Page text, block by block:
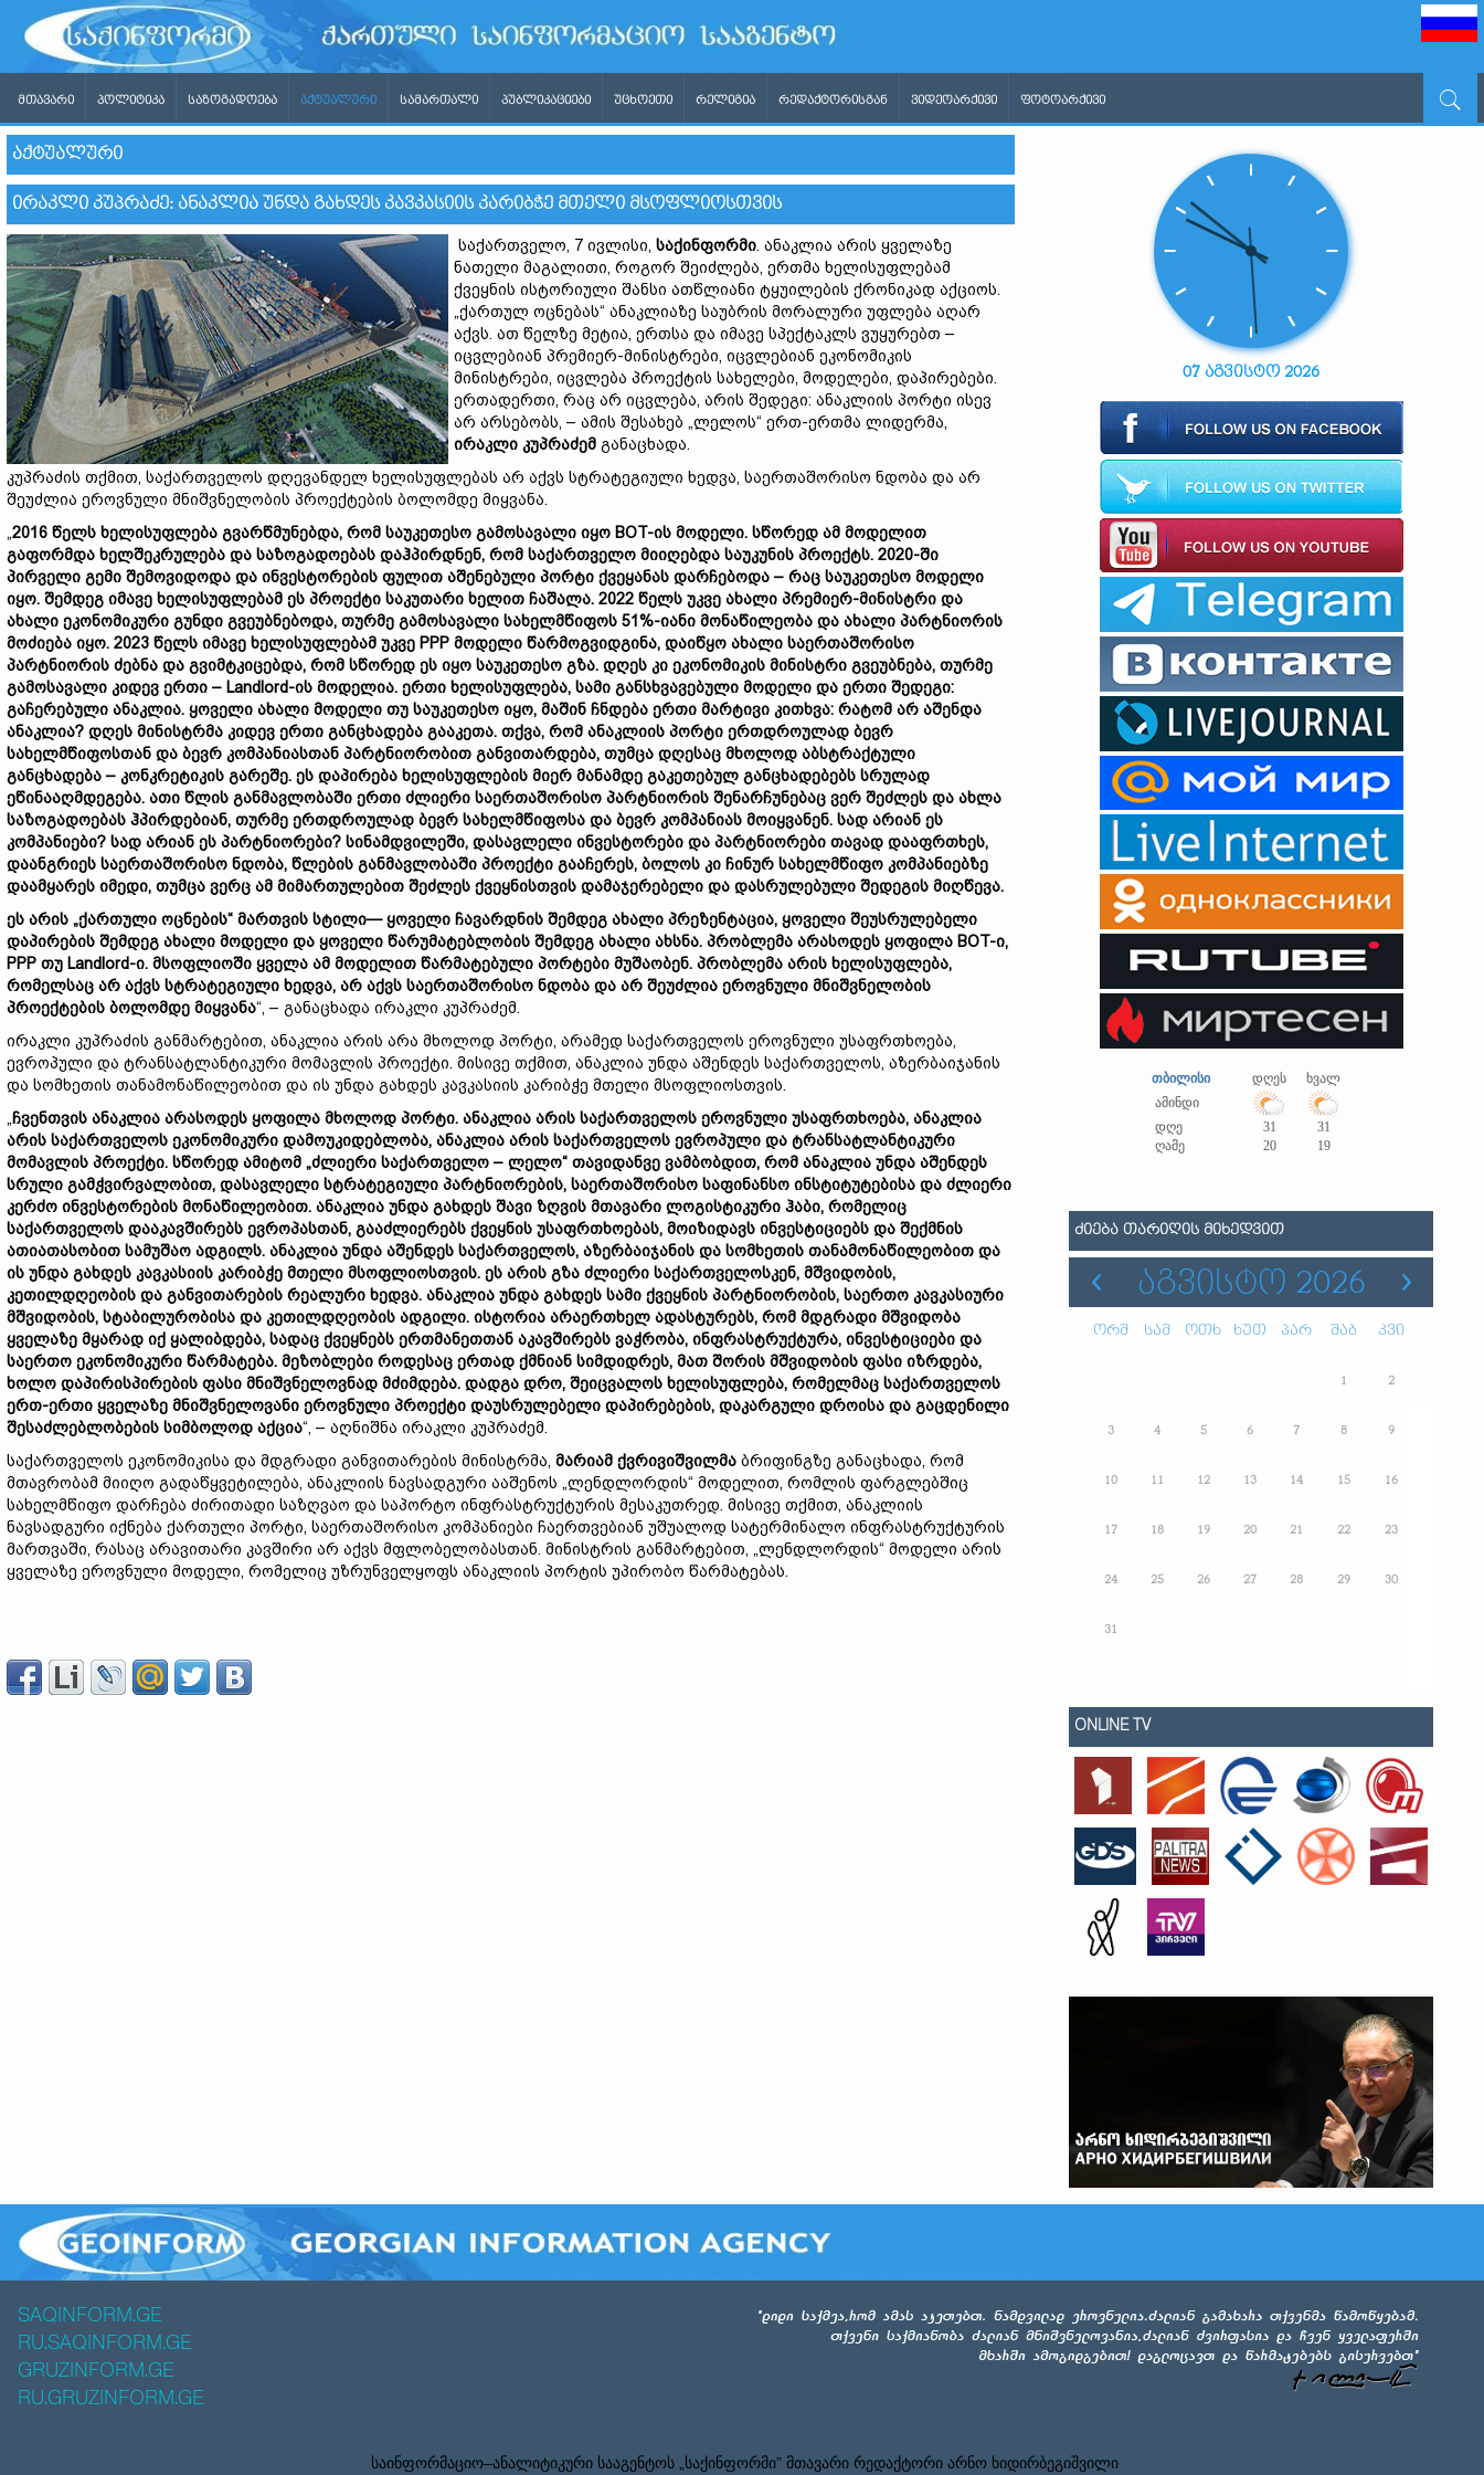
ᲛᲗᲐᲕᲐᲠᲘ ᲞᲝᲚᲘᲢᲘᲙᲐ ᲡᲐᲖᲝᲒᲐᲓᲝᲔᲑᲐ ᲐᲥᲢᲣᲐᲚᲣᲠᲘ ᲡᲐᲛᲐᲠᲗᲐᲚᲘ ᲞᲣᲑᲚᲘᲙᲐᲪᲘᲔᲑᲘ ᲣᲪᲮᲝᲔᲗᲘ ᲠᲔᲚᲘᲒᲘᲐ ᲠᲔᲓᲐᲥᲢᲝᲠᲘᲡᲒᲐᲜ ᲕᲘᲓᲔᲝᲐᲠᲥᲘᲕᲘ ᲤᲝᲢᲝᲐᲠᲥᲘᲕᲘ
ᲐᲥᲢᲣᲐᲚᲣᲠᲘ
ᲘᲠᲐᲙᲚᲘ ᲙᲣᲞᲠᲐᲫᲔ: ᲐᲜᲐᲙᲚᲘᲐ ᲣᲜᲓᲐ ᲒᲐᲮᲓᲔᲡ ᲙᲐᲕᲙᲐᲡᲘᲘᲡ ᲙᲐᲠᲘᲑᲭᲔ ᲛᲗᲔᲚᲘ ᲛᲡᲝᲤᲚᲘᲝᲡᲗᲕᲘᲡ
საქართველო, 7 ივლისი, საქინფორმი. ანაკლია არის ყველაზე
ნათელი მაგალითი, როგორ შეიძლება, ერთმა ხელისუფლებამ
ქვეყნის ისტორიული შანსი ათწლიანი ტყუილების ქრონიკად აქციოს.
„ქართულ ოცნებას“ ანაკლიაზე საუბრის მორალური უფლება აღარ
აქვს. ათ წელზე მეტია, ერთსა და იმავე სპექტაკლს ვუყურებთ –
იცვლებიან პრემიერ-მინისტრები, იცვლებიან ეკონომიკის
მინისტრები, იცვლება პროექტის სახელები, მოდელები, დაპირებები.
ერთადერთი, რაც არ იცვლება, არის შედეგი: ანაკლიის პორტი ისევ
არ არსებობს, – ამის შესახებ „ლელოს“ ერთ-ერთმა ლიდერმა,
ირაკლი კუპრაძემ განაცხადა.
კუპრაძის თქმით, საქართველოს დღევანდელ ხელისუფლებას არ აქვს სტრატეგიული ხედვა, საერთაშორისო ნდობა და არ
შეუძლია ეროვნული მნიშვნელობის პროექტების ბოლომდე მიყვანა.
„2016 წელს ხელისუფლება გვარწმუნებდა, რომ საუკეთესო გამოსავალი იყო BOT-ის მოდელი. სწორედ ამ მოდელით
გაფორმდა ხელშეკრულება და საზოგადოებას დაჰპირდნენ, რომ საქართველო მიიღებდა საუკუნის პროექტს. 2020-ში
პირველი გემი შემოვიდოდა და ინვესტორების ფულით აშენებული პორტი ქვეყანას დარჩებოდა – რაც საუკეთესო მოდელი
იყო. შემდეგ იმავე ხელისუფლებამ ეს პროექტი საკუთარი ხელით ჩაშალა. 2022 წელს უკვე ახალი პრემიერ-მინისტრი და
ახალი ეკონომიკური გუნდი გვეუბნებოდა, თურმე გამოსავალი სახელმწიფოს 51%-იანი მონაწილეობა და ახალი პარტნიორის
მოძიება იყო. 2023 წელს იმავე ხელისუფლებამ უკვე PPP მოდელი წარმოგვიდგინა, დაიწყო ახალი საერთაშორისო
პარტნიორის ძებნა და გვიმტკიცებდა, რომ სწორედ ეს იყო საუკეთესო გზა. დღეს კი ეკონომიკის მინისტრი გვეუბნება, თურმე
გამოსავალი კიდევ ერთი – Landlord-ის მოდელია. ერთი ხელისუფლება, სამი განსხვავებული მოდელი და ერთი შედეგი:
გაჩერებული ანაკლია. ყოველი ახალი მოდელი თუ საუკეთესო იყო, მაშინ ჩნდება ერთი მარტივი კითხვა: რატომ არ აშენდა
ანაკლია? დღეს მინისტრმა კიდევ ერთი განცხადება გააკეთა. თქვა, რომ ანაკლიის პორტი ერთდროულად ბევრ
სახელმწიფოსთან და ბევრ კომპანიასთან პარტნიორობით განვითარდება, თუმცა დღესაც მხოლოდ აბსტრაქტული
განცხადება – კონკრეტიკის გარეშე. ეს დაპირება ხელისუფლების მიერ მანამდე გაკეთებულ განცხადებებს სრულად
ეწინააღმდეგება. ათი წლის განმავლობაში ერთი ძლიერი საერთაშორისო პარტნიორის შენარჩუნებაც ვერ შეძლეს და ახლა
საზოგადოებას ჰპირდებიან, თურმე ერთდროულად ბევრ სახელმწიფოსა და ბევრ კომპანიას მოიყვანენ. სად არიან ეს
კომპანიები? სად არიან ეს პარტნიორები? სინამდვილეში, დასავლელი ინვესტორები და პარტნიორები თავად დააფრთხეს,
დაანგრიეს საერთაშორისო ნდობა, წლების განმავლობაში პროექტი გააჩერეს, ბოლოს კი ჩინურ სახელმწიფო კომპანიებზე
დაამყარეს იმედი, თუმცა ვერც ამ მიმართულებით შეძლეს ქვეყნისთვის დამაჯერებელი და დასრულებული შედეგის მიღწევა.
ეს არის „ქართული ოცნების“ მართვის სტილი— ყოველი ჩავარდნის შემდეგ ახალი პრეზენტაცია, ყოველი შეუსრულებელი
დაპირების შემდეგ ახალი მოდელი და ყოველი წარუმატებლობის შემდეგ ახალი ახსნა. პრობლემა არასოდეს ყოფილა BOT-ი,
PPP თუ Landlord-ი. მსოფლიოში ყველა ამ მოდელით წარმატებული პორტები მუშაობენ. პრობლემა არის ხელისუფლება,
რომელსაც არ აქვს სტრატეგიული ხედვა, არ აქვს საერთაშორისო ნდობა და არ შეუძლია ეროვნული მნიშვნელობის
პროექტების ბოლომდე მიყვანა“, – განაცხადა ირაკლი კუპრაძემ.
ირაკლი კუპრაძის განმარტებით, ანაკლია არის არა მხოლოდ პორტი, არამედ საქართველოს ეროვნული უსაფრთხოება,
ევროპული და ტრანსატლანტიკური მომავლის პროექტი. მისივე თქმით, ანაკლია უნდა აშენდეს საქართველოს, აზერბაიჯანის
და სომხეთის თანამონაწილეობით და ის უნდა გახდეს კავკასიის კარიბჭე მთელი მსოფლიოსთვის.
„ჩვენთვის ანაკლია არასოდეს ყოფილა მხოლოდ პორტი. ანაკლია არის საქართველოს ეროვნული უსაფრთხოება, ანაკლია
არის საქართველოს ეკონომიკური დამოუკიდებლობა, ანაკლია არის საქართველოს ევროპული და ტრანსატლანტიკური
მომავლის პროექტი. სწორედ ამიტომ „ძლიერი საქართველო – ლელო“ თავიდანვე ვამბობდით, რომ ანაკლია უნდა აშენდეს
სრული გამჭვირვალობით, დასავლელი სტრატეგიული პარტნიორების, საერთაშორისო საფინანსო ინსტიტუტებისა და ძლიერი
კერძო ინვესტორების მონაწილეობით. ანაკლია უნდა გახდეს შავი ზღვის მთავარი ლოგისტიკური ჰაბი, რომელიც
საქართველოს დააკავშირებს ევროპასთან, გააძლიერებს ქვეყნის უსაფრთხოებას, მოიზიდავს ინვესტიციებს და შექმნის
ათიათასობით სამუშაო ადგილს. ანაკლია უნდა აშენდეს საქართველოს, აზერბაიჯანის და სომხეთის თანამონაწილეობით და
ის უნდა გახდეს კავკასიის კარიბჭე მთელი მსოფლიოსთვის. ეს არის გზა ძლიერი საქართველოსკენ, მშვიდობის,
კეთილდღეობის და განვითარების რეალური ხედვა. ანაკლია უნდა გახდეს სამი ქვეყნის პარტნიორობის, საერთო კავკასიური
მშვიდობის, სტაბილურობისა და კეთილდღეობის ადგილი. ისტორია არაერთხელ ადასტურებს, რომ მდგრადი მშვიდობა
ყველაზე მყარად იქ ყალიბდება, სადაც ქვეყნებს ერთმანეთთან აკავშირებს ვაჭრობა, ინფრასტრუქტურა, ინვესტიციები და
საერთო ეკონომიკური წარმატება. მეზობლები როდესაც ერთად ქმნიან სიმდიდრეს, მათ შორის მშვიდობის ფასი იზრდება,
ხოლო დაპირისპირების ფასი მნიშვნელოვნად მძიმდება. დადგა დრო, შეიცვალოს ხელისუფლება, რომელმაც საქართველოს
ერთ-ერთი ყველაზე მნიშვნელოვანი ეროვნული პროექტი დაუსრულებელი დაპირებების, დაკარგული დროისა და გაცდენილი
შესაძლებლობების სიმბოლოდ აქცია“, – აღნიშნა ირაკლი კუპრაძემ.
საქართველოს ეკონომიკისა და მდგრადი განვითარების მინისტრმა, მარიამ ქვრივიშვილმა ბრიფინგზე განაცხადა, რომ
მთავრობამ მიიღო გადაწყვეტილება, ანაკლიის ნავსადგური ააშენოს „ლენდლორდის“ მოდელით, რომლის ფარგლებშიც
სახელმწიფო დარჩება ძირითადი საზღვაო და საპორტო ინფრასტრუქტურის მესაკუთრედ. მისივე თქმით, ანაკლიის
ნავსადგური იქნება ქართული პორტი, საერთაშორისო კომპანიები ჩაერთვებიან უშუალოდ სატერმინალო ინფრასტრუქტურის
მართვაში, რასაც არავითარი კავშირი არ აქვს მფლობელობასთან. მინისტრის განმარტებით, „ლენდლორდის“ მოდელი არის
ყველაზე ეროვნული მოდელი, რომელიც უზრუნველყოფს ანაკლიის პორტის უპირობო წარმატებას.
07 აგვისტო 2026
თბილისი დღეს
ხვალ
ამინდი
დღე
31
31
ღამე
20 19
ᲫᲘᲔᲑᲐ ᲗᲐᲠᲘᲦᲘᲡ ᲛᲘᲮᲔᲓᲕᲘᲗ
ᲐᲒᲕᲘᲡᲢᲝ 2026
ორშ სამ ოთხ ხუთ პარ შაბ კვი
1 2
3 4 5 6 7 8 9
10 11 12 13 14 15 16
17 18 19 20 21 22 23
24 25 26 27 28 29 30
31
ONLINE TV
SAQINFORM.GE
RU.SAQINFORM.GE
GRUZINFORM.GE
RU.GRUZINFORM.GE
საინფორმაციო–ანალიტიკური სააგენტოს „საქინფორმი” მთავარი რედაქტორი არნო ხიდირბეგიშვილი